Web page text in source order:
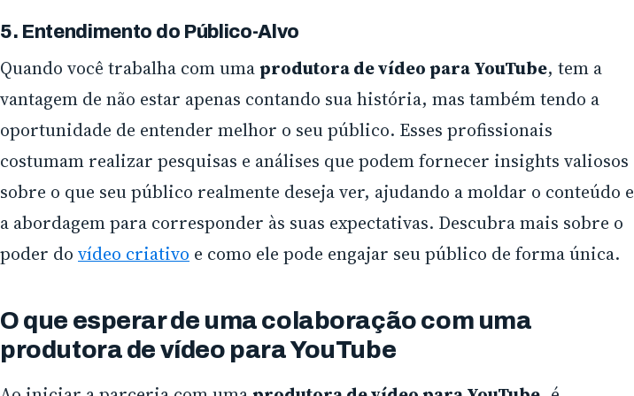
5. Entendimento do Público-Alvo
Quando você trabalha com uma produtora de vídeo para YouTube, tem a
vantagem de não estar apenas contando sua história, mas também tendo a
oportunidade de entender melhor o seu público. Esses profissionais
costumam realizar pesquisas e análises que podem fornecer insights valiosos
sobre o que seu público realmente deseja ver, ajudando a moldar o conteúdo e
a abordagem para corresponder às suas expectativas. Descubra mais sobre o
poder do vídeo criativo e como ele pode engajar seu público de forma única.
O que esperar de uma colaboração com uma
produtora de vídeo para YouTube